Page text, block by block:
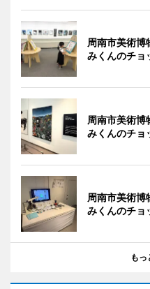
周南市美術博
みくんのチョ
周南市美術博
みくんのチョ
周南市美術博
みくんのチョ
もっ